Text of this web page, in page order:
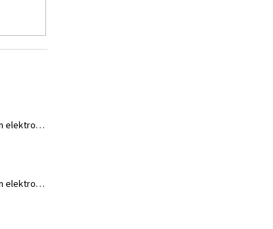
Joyetech eGo AIO ECO Friendly Version elektronická cigareta 1700mAh Gradient Grey
Joyetech eGo AIO ECO Friendly Version elektronická cigareta 1700mAh Gradient Yellow